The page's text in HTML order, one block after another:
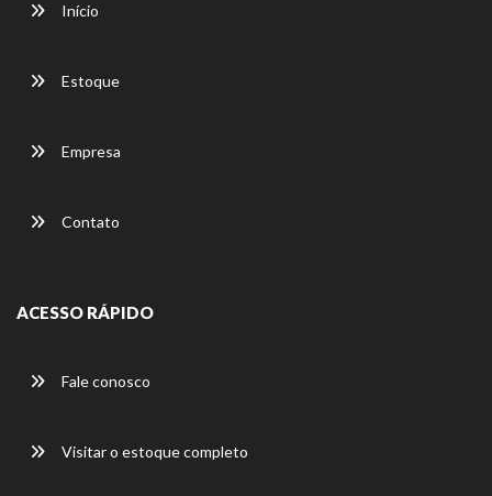
Início
Estoque
Empresa
Contato
ACESSO RÁPIDO
Fale conosco
Visitar o estoque completo